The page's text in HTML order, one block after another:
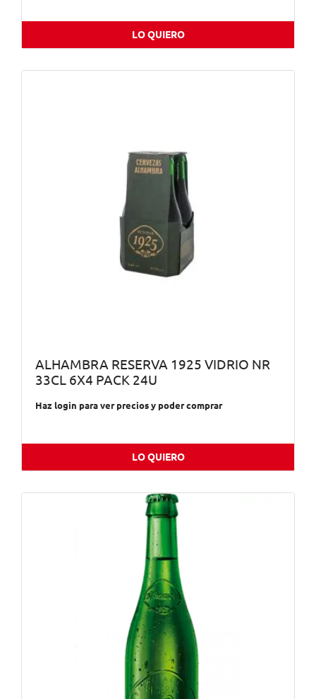
LO QUIERO
ALHAMBRA RESERVA 1925 VIDRIO NR
33CL 6X4 PACK 24U
Haz login para ver precios y poder comprar
LO QUIERO